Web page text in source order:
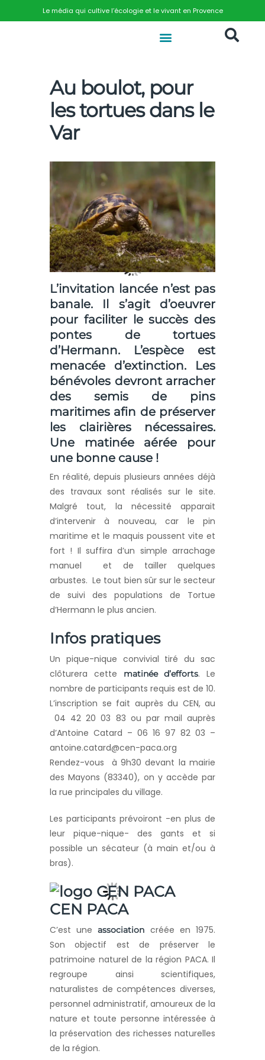
Le média qui cultive l’écologie et le vivant en Provence
Au boulot, pour
les tortues dans le
Var
L’invitation lancée n’est pas
banale. Il s’agit d’oeuvrer
pour faciliter le succès des
pontes de tortues
d’Hermann. L’espèce est
menacée d’extinction. Les
bénévoles devront arracher
des semis de pins
maritimes afin de préserver
les clairières nécessaires.
Une matinée aérée pour
une bonne cause !
En réalité, depuis plusieurs années déjà
des travaux sont réalisés sur le site.
Malgré tout, la nécessité apparait
d’intervenir à nouveau, car le pin
maritime et le maquis poussent vite et
fort ! Il suffira d’un simple arrachage
manuel et de tailler quelques
arbustes. Le tout bien sûr sur le secteur
de suivi des populations de Tortue
d’Hermann le plus ancien.
Infos pratiques
Un pique-nique convivial tiré du sac
clôturera cette
matinée d’efforts. Le
nombre de participants requis est de 10.
L’inscription se fait auprès du CEN, au
04 42 20 03 83 ou par mail auprès
d’Antoine Catard – 06 16 97 82 03 –
antoine.catard@cen-paca.org
Rendez-vous à 9h30 devant la mairie
des Mayons (83340), on y accède par
la rue principales du village.
Les participants prévoiront -en plus de
leur pique-nique- des gants et si
possible un sécateur (à main et/ou à
bras).
CEN PACA
C’est une association créée en 1975.
Son objectif est de préserver le
patrimoine naturel de la région PACA. Il
regroupe ainsi scientifiques,
naturalistes de compétences diverses,
personnel administratif, amoureux de la
nature et toute personne intéressée à
la préservation des richesses naturelles
de la région.